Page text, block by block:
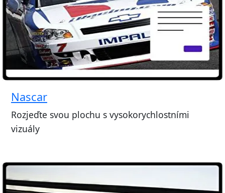
Nascar
Rozjeďte svou plochu s vysokorychlostními
vizuály